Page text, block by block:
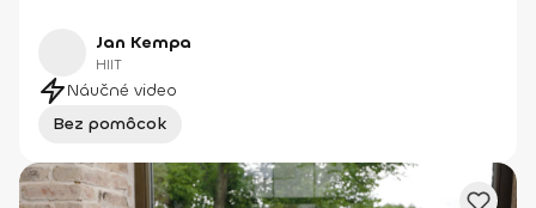
Jan Kempa
HIIT
Náučné video
Bez pomôcok